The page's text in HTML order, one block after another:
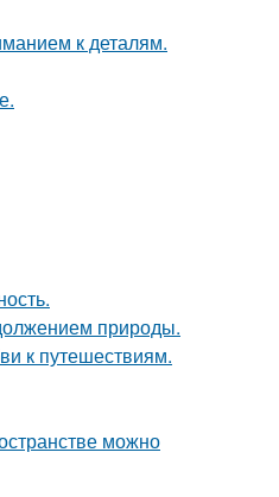
к деталям.
природы.
к путешествиям.
можно